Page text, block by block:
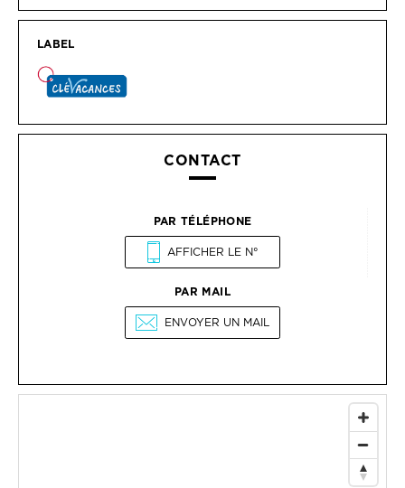
LABEL
CONTACT
PAR TÉLÉPHONE
AFFICHER LE N°
PAR MAIL
ENVOYER UN MAIL